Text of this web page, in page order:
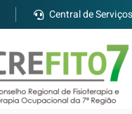
Central de Serviços